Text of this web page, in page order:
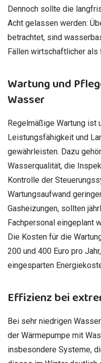
Dennoch sollte die
Acht gelassen werden:
betrachtet, sind
Fällen wirtschaftlicher
Wartung und
Wasser
Regelmäßige Wartung ist
Leistungsfähigkeit und
gewährleisten. Dazu
Wasserqualität, die
Kontrolle der
Wartungsaufwand
Gasheizungen, sollten
Fachpersonal eingeplant
Die Kosten für die
200 und 400 Euro pro
eingesparten
Effizienz bei
Bei sehr niedrigen
der Wärmepumpe mit
insbesondere Systeme,